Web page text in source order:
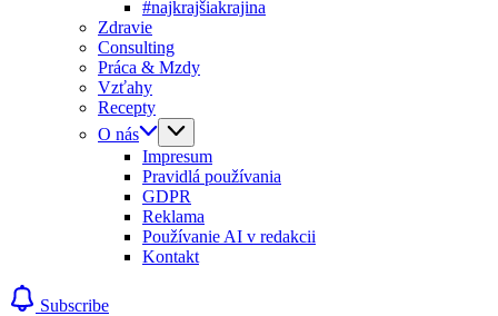
#najkrajšiakrajina
Zdravie
Consulting
Práca & Mzdy
Vzťahy
Recepty
O nás
Impresum
Pravidlá používania
GDPR
Reklama
Používanie AI v redakcii
Kontakt
Subscribe